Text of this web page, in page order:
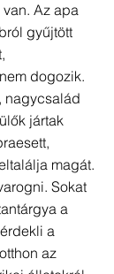
Az apa
gyűjtött
dogozik.
nagycsalád
jártak
magát.
Sokat
a
a
az